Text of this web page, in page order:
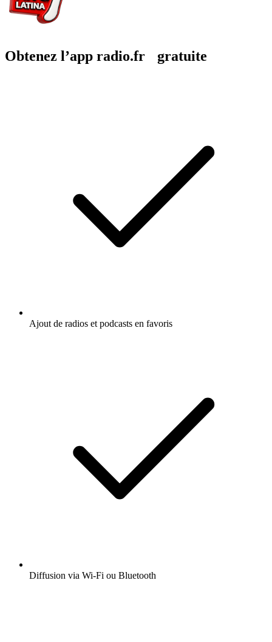
Obtenez l’app radio.fr gratuite
Ajout de radios et podcasts en favoris
Diffusion via Wi-Fi ou Bluetooth